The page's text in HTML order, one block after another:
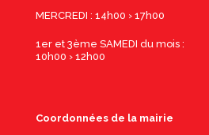
MERCREDI : 14h00 › 17h00
1er et 3ème SAMEDI du mois :
10h00 › 12h00
Coordonnées de la mairie